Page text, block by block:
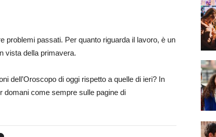
problemi passati. Per quanto riguarda il lavoro, è un
vista della primavera.
dell’Oroscopo di oggi rispetto a quelle di ieri? In
domani come sempre sulle pagine di